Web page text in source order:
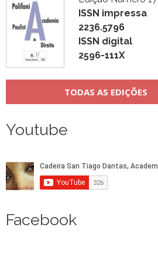
ISSN impressa
2236.5796
ISSN digital
2596-111X
TODAS AS EDIÇÕES
Youtube
Facebook